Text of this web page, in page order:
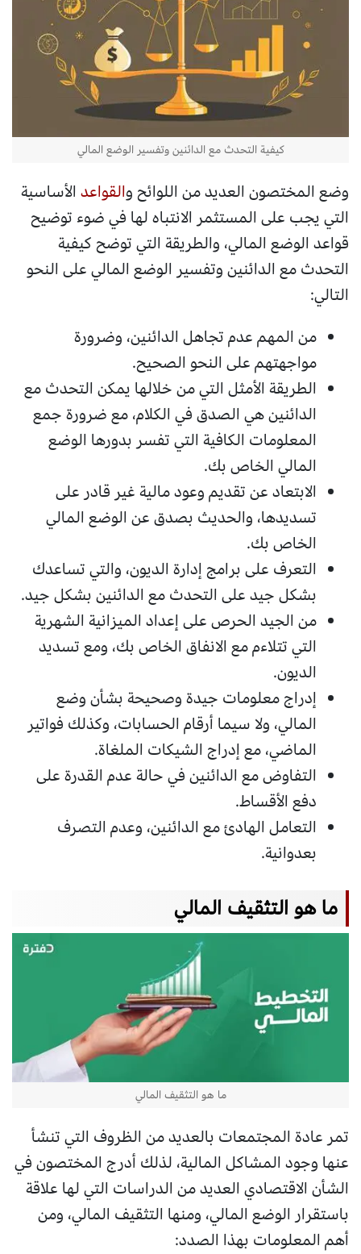
كيفية التحدث مع الدائنين وتفسير الوضع المالي
وضع المختصون العديد من اللوائح والقواعد الأساسية
التي يجب على المستثمر الانتباه لها في ضوء توضيح
قواعد الوضع المالي، والطريقة التي توضح كيفية
التحدث مع الدائنين وتفسير الوضع المالي على النحو
التالي:
من المهم عدم تجاهل الدائنين، وضرورة
مواجهتهم على النحو الصحيح.
الطريقة الأمثل التي من خلالها يمكن التحدث مع
الدائنين هي الصدق في الكلام، مع ضرورة جمع
المعلومات الكافية التي تفسر بدورها الوضع
المالي الخاص بك.
الابتعاد عن تقديم وعود مالية غير قادر على
تسديدها، والحديث بصدق عن الوضع المالي
الخاص بك.
التعرف على برامج إدارة الديون، والتي تساعدك
بشكل جيد على التحدث مع الدائنين بشكل جيد.
من الجيد الحرص على إعداد الميزانية الشهرية
التي تتلاءم مع الانفاق الخاص بك، ومع تسديد
الديون.
إدراج معلومات جيدة وصحيحة بشأن وضع
المالي، ولا سيما أرقام الحسابات، وكذلك فواتير
الماضي، مع إدراج الشيكات الملغاة.
التفاوض مع الدائنين في حالة عدم القدرة على
دفع الأقساط.
التعامل الهادئ مع الدائنين، وعدم التصرف
بعدوانية.
ما هو التثقيف المالي
ما هو التثقيف المالي
تمر عادة المجتمعات بالعديد من الظروف التي تنشأ
عنها وجود المشاكل المالية، لذلك أدرج المختصون في
الشأن الاقتصادي العديد من الدراسات التي لها علاقة
باستقرار الوضع المالي، ومنها التثقيف المالي، ومن
أهم المعلومات بهذا الصدد: